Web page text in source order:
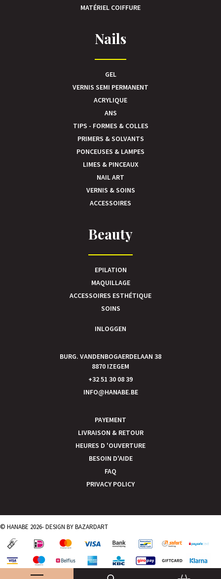
MATÉRIEL COIFFURE
Nails
GEL
VERNIS SEMI PERMANENT
ACRYLIQUE
ANS
TIPS - FORMES & COLLES
PRIMERS & SOLVANTS
PONCEUSES & LAMPES
LIMES & PINCEAUX
NAIL ART
VERNIS & SOINS
ACCESSOIRES
Beauty
EPILATION
MAQUILLAGE
ACCESSOIRES ESTHÉTIQUE
SOINS
INLOGGEN
BURG. VANDENBOGAERDELAAN 38
8870 IZEGEM
+32 51 30 08 39
INFO@HANABE.BE
PAYEMENT
LIVRAISON & RETOUR
HEURES D 'OUVERTURE
BESOIN D'AIDE
FAQ
PRIVACY POLICY
© HANABE 2026- DESIGN BYBAZARDART